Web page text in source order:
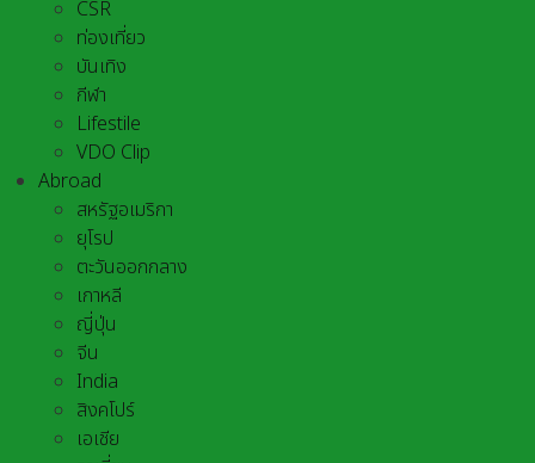
CSR
ท่องเที่ยว
บันเทิง
กีฬา
Lifestile
VDO Clip
Abroad
สหรัฐอเมริกา
ยุโรป
ตะวันออกกลาง
เกาหลี
ญี่ปุ่น
จีน
India
สิงคโปร์
เอเชีย